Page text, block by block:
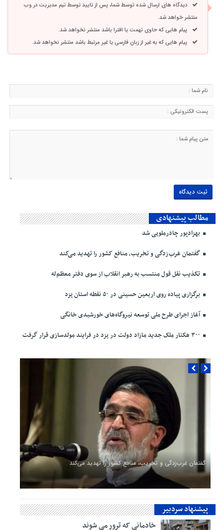
دیدگاه های ارسال شده توسط شما، پس از تایید توسط تیم مدیریت در وب
منتشر خواهد شد.
پیام هایی که حاوی تهمت یا افترا باشد منتشر نخواهد شد.
پیام هایی که به غیر از زبان فارسی یا غیر مرتبط باشد منتشر نخواهد شد.
مطالب پیشنهادی
بهزادپور چادرملویی شد
گفتمان غرب‌زدگی و تخریب، منافع کشور را تهدید می‌کند
تکذیب نقل قول منتسب به رهبر انقلاب از سوی دفتر معظم‌له
برگزاری پیاده روی اربعین حسینی در ۵۰ نقطه استان یزد
آغاز اجرای طرح ملی توسعه نیروگاه‌های خورشیدی خانگی
گفتمان غرب‌زدگی و تخریب، منافع کشور را تهدید می‌کند
پیشنهاد سردبیر
خادمانی که ترور می شوند